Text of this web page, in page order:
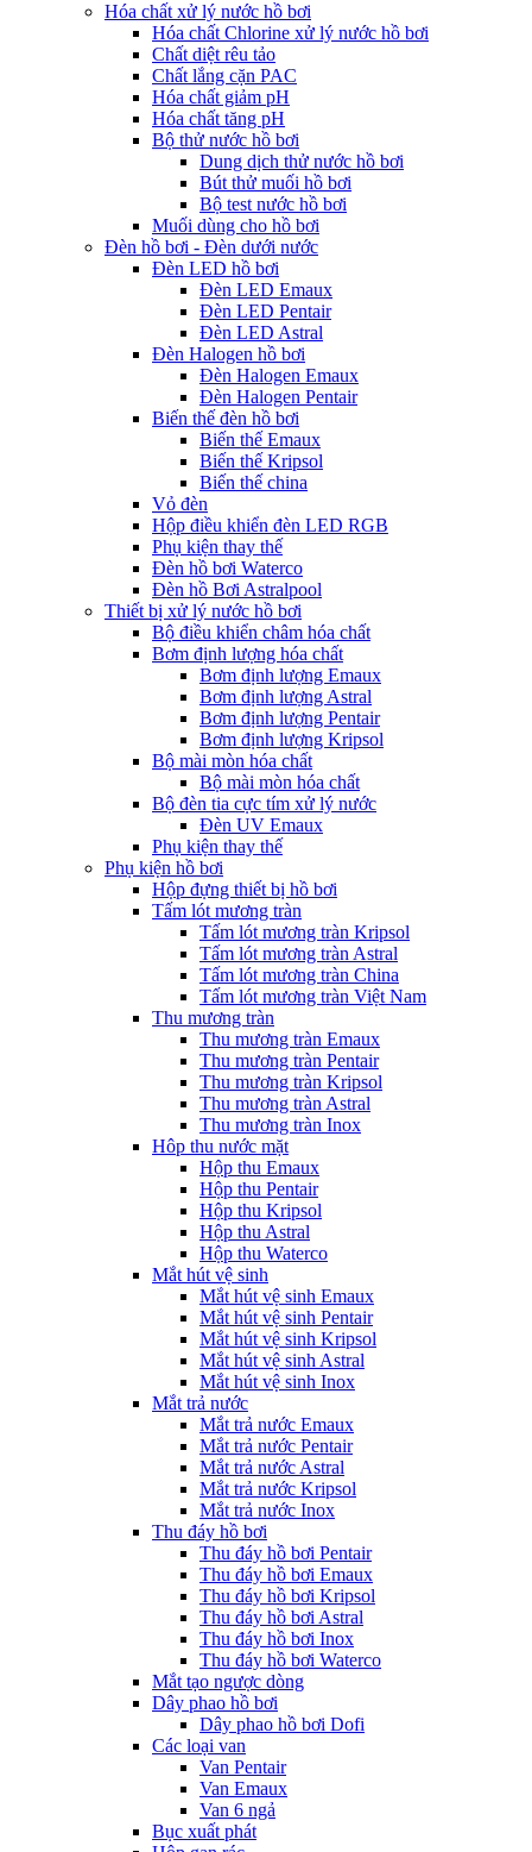
Hóa chất xử lý nước hồ bơi
Hóa chất Chlorine xử lý nước hồ bơi
Chất diệt rêu tảo
Chất lắng cặn PAC
Hóa chất giảm pH
Hóa chất tăng pH
Bộ thử nước hồ bơi
Dung dịch thử nước hồ bơi
Bút thử muối hồ bơi
Bộ test nước hồ bơi
Muối dùng cho hồ bơi
Đèn hồ bơi - Đèn dưới nước
Đèn LED hồ bơi
Đèn LED Emaux
Đèn LED Pentair
Đèn LED Astral
Đèn Halogen hồ bơi
Đèn Halogen Emaux
Đèn Halogen Pentair
Biến thế đèn hồ bơi
Biến thế Emaux
Biến thế Kripsol
Biến thế china
Vỏ đèn
Hộp điều khiển đèn LED RGB
Phụ kiện thay thế
Đèn hồ bơi Waterco
Đèn hồ Bơi Astralpool
Thiết bị xử lý nước hồ bơi
Bộ điều khiển châm hóa chất
Bơm định lượng hóa chất
Bơm định lượng Emaux
Bơm định lượng Astral
Bơm định lượng Pentair
Bơm định lượng Kripsol
Bộ mài mòn hóa chất
Bộ mài mòn hóa chất
Bộ đèn tia cực tím xử lý nước
Đèn UV Emaux
Phụ kiện thay thế
Phụ kiện hồ bơi
Hộp đựng thiết bị hồ bơi
Tấm lót mương tràn
Tấm lót mương tràn Kripsol
Tấm lót mương tràn Astral
Tấm lót mương tràn China
Tấm lót mương tràn Việt Nam
Thu mương tràn
Thu mương tràn Emaux
Thu mương tràn Pentair
Thu mương tràn Kripsol
Thu mương tràn Astral
Thu mương tràn Inox
Hôp thu nước mặt
Hộp thu Emaux
Hộp thu Pentair
Hộp thu Kripsol
Hộp thu Astral
Hộp thu Waterco
Mắt hút vệ sinh
Mắt hút vệ sinh Emaux
Mắt hút vệ sinh Pentair
Mắt hút vệ sinh Kripsol
Mắt hút vệ sinh Astral
Mắt hút vệ sinh Inox
Mắt trả nước
Mắt trả nước Emaux
Mắt trả nước Pentair
Mắt trả nước Astral
Mắt trả nước Kripsol
Mắt trả nước Inox
Thu đáy hồ bơi
Thu đáy hồ bơi Pentair
Thu đáy hồ bơi Emaux
Thu đáy hồ bơi Kripsol
Thu đáy hồ bơi Astral
Thu đáy hồ bơi Inox
Thu đáy hồ bơi Waterco
Mắt tạo ngược dòng
Dây phao hồ bơi
Dây phao hồ bơi Dofi
Các loại van
Van Pentair
Van Emaux
Van 6 ngả
Bục xuất phát